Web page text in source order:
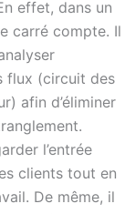
effet, dans un
carré compte. Il
flux (circuit des
afin d’éliminer
l’entrée
clients tout en
De même, il